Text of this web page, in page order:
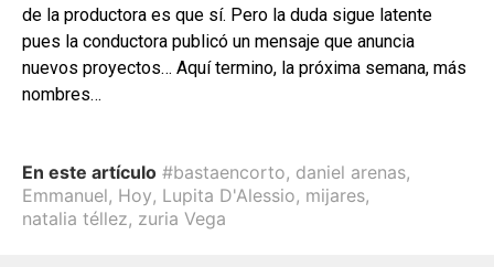
de la productora es que sí. Pero la duda sigue latente
pues la conductora publicó un mensaje que anuncia
nuevos proyectos… Aquí termino, la próxima semana, más
nombres…
En este artículo #bastaencorto, daniel arenas,
Emmanuel, Hoy, Lupita D'Alessio, mijares,
natalia téllez, zuria Vega